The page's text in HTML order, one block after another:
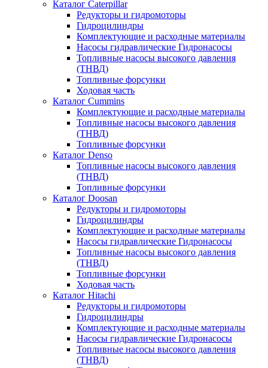
Каталог Caterpillar
Редукторы и гидромоторы
Гидроцилиндры
Комплектующие и расходные материалы
Насосы гидравлические Гидронасосы
Топливные насосы высокого давления
(ТНВД)
Топливные форсунки
Ходовая часть
Каталог Cummins
Комплектующие и расходные материалы
Топливные насосы высокого давления
(ТНВД)
Топливные форсунки
Каталог Denso
Топливные насосы высокого давления
(ТНВД)
Топливные форсунки
Каталог Doosan
Редукторы и гидромоторы
Гидроцилиндры
Комплектующие и расходные материалы
Насосы гидравлические Гидронасосы
Топливные насосы высокого давления
(ТНВД)
Топливные форсунки
Ходовая часть
Каталог Hitachi
Редукторы и гидромоторы
Гидроцилиндры
Комплектующие и расходные материалы
Насосы гидравлические Гидронасосы
Топливные насосы высокого давления
(ТНВД)